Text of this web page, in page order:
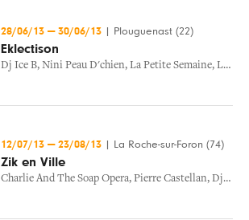
28/06/13 — 30/06/13 Plouguenast (22)
Eklectison
Dj Ice B, Nini Peau D'chien, La Petite Semaine, La Belle Bleue
12/07/13 — 23/08/13 La Roche-sur-Foron (74)
Zik en Ville
Charlie And The Soap Opera, Pierre Castellan, Djeli Moussa Conde